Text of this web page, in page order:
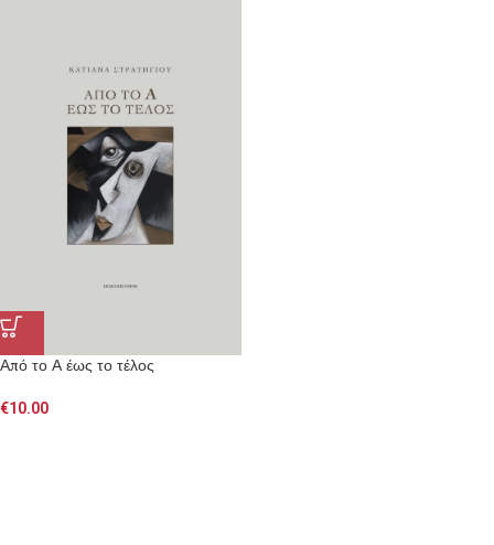
Από το Α έως το τέλος
€10.00